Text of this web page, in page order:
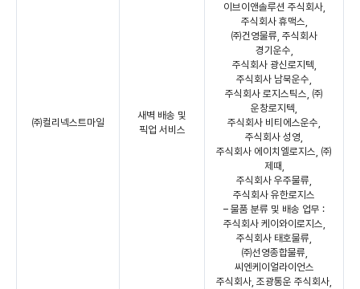
㈜컬리넥스트마일
새벽 배송 및
픽업 서비스
이브이앤솔루션 주식회사,
주식회사 휴맥스,
㈜건영물류, 주식회사
경기운수,
주식회사 광신로지텍,
주식회사 남북운수,
주식회사 로지스틱스, ㈜
운창로지텍,
주식회사 비티에스운수,
주식회사 성영,
주식회사 에이치엘로지스, ㈜
제때,
주식회사 우주물류,
주식회사 유한로지스
– 물품 분류 및 배송 업무 :
주식회사 케이와이로지스,
주식회사 태호물류,
㈜선영종합물류,
씨엔케이얼라이언스
주식회사, 조광통운 주식회사,